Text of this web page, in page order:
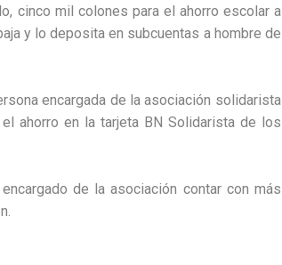
cinco mil colones para el ahorro escolar a
y lo deposita en subcuentas a hombre de
encargada de la asociación solidarista
ahorro en la tarjeta BN Solidarista de los
de la asociación contar con más